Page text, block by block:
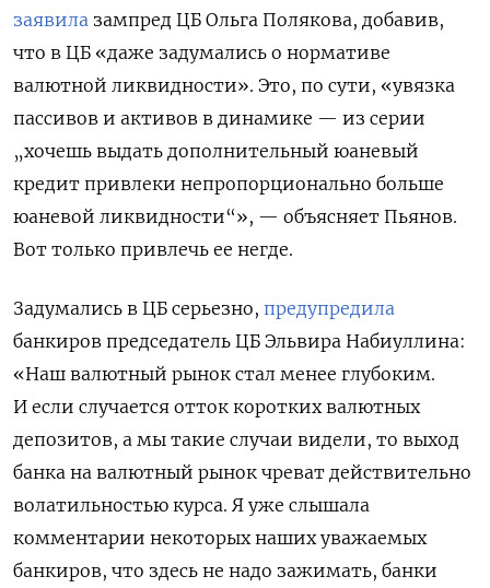
заявила зампред ЦБ Ольга Полякова, добавив,
что в ЦБ «даже задумались о нормативе
валютной ликвидности». Это, по сути, «увязка
пассивов и активов в динамике — из серии
„хочешь выдать дополнительный юаневый
кредит привлеки непропорционально больше
юаневой ликвидности“», — объясняет Пьянов.
Вот только привлечь ее негде.
Задумались в ЦБ серьезно, предупредила
банкиров председатель ЦБ Эльвира Набиуллина:
«Наш валютный рынок стал менее глубоким.
И если случается отток коротких валютных
депозитов, а мы такие случаи видели, то выход
банка на валютный рынок чреват действительно
волатильностью курса. Я уже слышала
комментарии некоторых наших уважаемых
банкиров, что здесь не надо зажимать, банки